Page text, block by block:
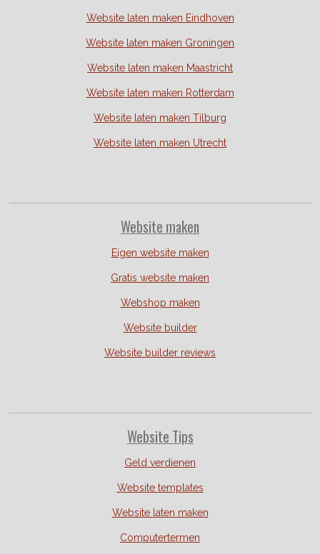
Website laten maken Eindhoven
Website laten maken Groningen
Website laten maken Maastricht
Website laten maken Rotterdam
Website laten maken Tilburg
Website laten maken Utrecht
Website maken
Eigen website maken
Gratis website maken
Webshop maken
Website builder
Website builder reviews
Website Tips
Geld verdienen
Website templates
Website laten maken
Computertermen